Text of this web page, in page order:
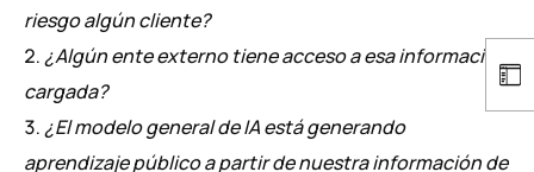
riesgo algún cliente?
¿Algún ente externo tiene acceso a esa información
cargada?
¿El modelo general de IA está generando
aprendizaje público a partir de nuestra información de